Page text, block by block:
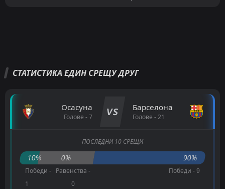
СТАТИСТИКА ЕДИН СРЕЩУ ДРУГ
Осасуна
Голове - 7 VS Барселона
Голове - 21
ПОСЛЕДНИ 10 СРЕЩИ
10% 0% 90%
Победи -
1
Равенства -
0
Победи - 9